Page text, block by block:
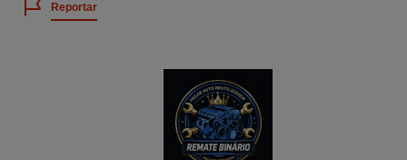
TEMOS OS MELHORES PREÇOS DO MERCADO!!!
Reportar